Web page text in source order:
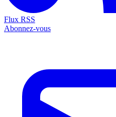
Flux RSS
Abonnez-vous